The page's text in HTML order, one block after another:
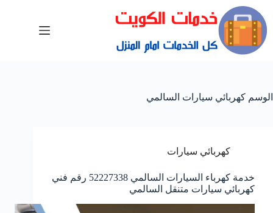
الوسم كهربائي سيارات السالمي
كهربائي سيارات
خدمة كهرباء السيارات السالمي 52227338 رقم فني
كهربائي سيارات متنقل السالمي